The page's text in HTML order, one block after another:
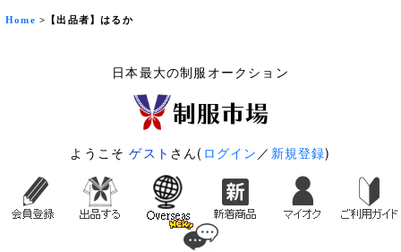
Home >【出品者】はるか
日本最大の制服オークション
ようこそゲスト さん( ログイン ／ 新規登録)